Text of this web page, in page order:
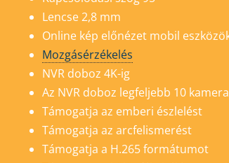
Lencse 2,8 mm
Online kép előnézet mobil
Mozgásérzékelés
NVR doboz 4K-ig
Az NVR doboz legfeljebb 10
Támogatja az emberi észlelést
Támogatja az arcfelismerést
Támogatja a H.265 formátumot